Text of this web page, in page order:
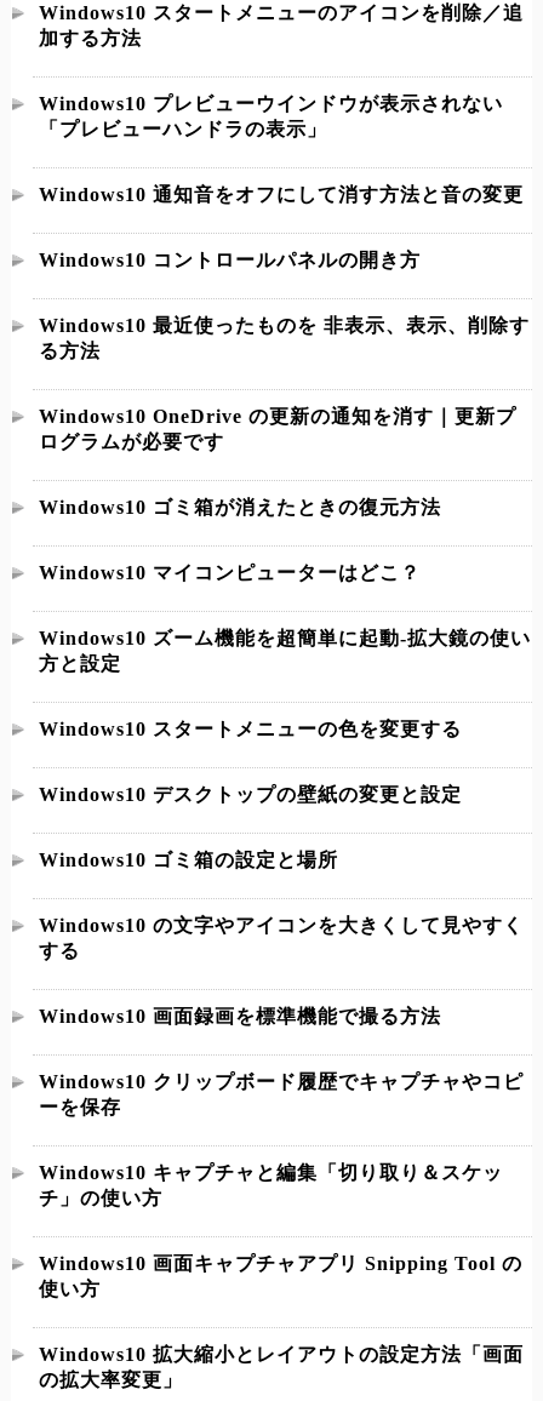
Windows10 スタートメニューのアイコンを削除／追
加する方法
Windows10 プレビューウインドウが表示されない
「プレビューハンドラの表示」
Windows10 通知音をオフにして消す方法と音の変更
Windows10 コントロールパネルの開き方
Windows10 最近使ったものを 非表示、表示、削除す
る方法
Windows10 OneDrive の更新の通知を消す｜更新プ
ログラムが必要です
Windows10 ゴミ箱が消えたときの復元方法
Windows10 マイコンピューターはどこ？
Windows10 ズーム機能を超簡単に起動-拡大鏡の使い
方と設定
Windows10 スタートメニューの色を変更する
Windows10 デスクトップの壁紙の変更と設定
Windows10 ゴミ箱の設定と場所
Windows10 の文字やアイコンを大きくして見やすく
する
Windows10 画面録画を標準機能で撮る方法
Windows10 クリップボード履歴でキャプチャやコピ
ーを保存
Windows10 キャプチャと編集「切り取り＆スケッ
チ」の使い方
Windows10 画面キャプチャアプリ Snipping Tool の
使い方
Windows10 拡大縮小とレイアウトの設定方法「画面
の拡大率変更」